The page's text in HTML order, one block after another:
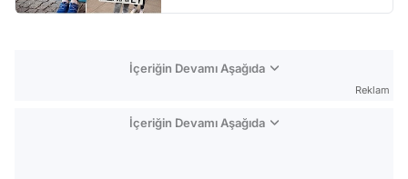
İçeriğin Devamı Aşağıda
Reklam
İçeriğin Devamı Aşağıda